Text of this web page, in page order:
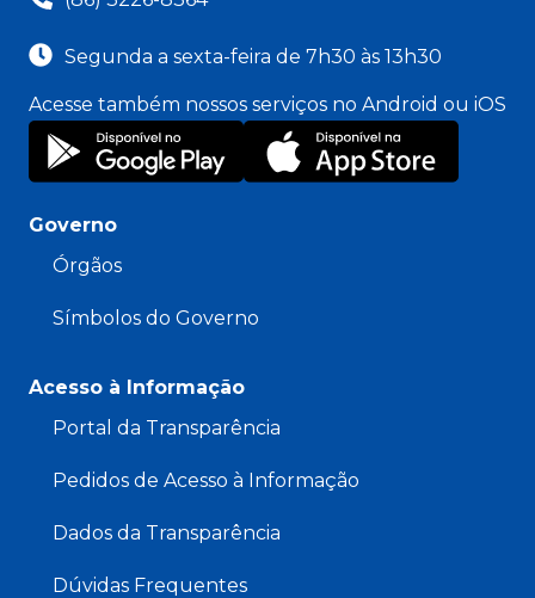
Segunda a sexta-feira de 7h30 às 13h30
Acesse também nossos serviços no Android ou iOS
Governo
Órgãos
Símbolos do Governo
Acesso à Informação
Portal da Transparência
Pedidos de Acesso à Informação
Dados da Transparência
Dúvidas Frequentes